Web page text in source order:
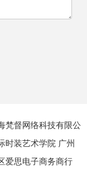
梵督网络科技有限公
时装艺术学院 广州
爱思电子商务商行